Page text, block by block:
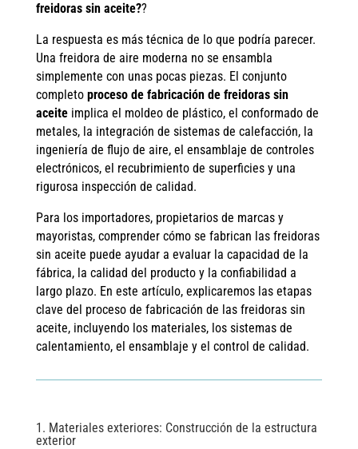
freidoras sin aceite??
La respuesta es más técnica de lo que podría parecer.
Una freidora de aire moderna no se ensambla
simplemente con unas pocas piezas. El conjunto
completo proceso de fabricación de freidoras sin
aceiteimplica el moldeo de plástico, el conformado de
metales, la integración de sistemas de calefacción, la
ingeniería de flujo de aire, el ensamblaje de controles
electrónicos, el recubrimiento de superficies y una
rigurosa inspección de calidad.
Para los importadores, propietarios de marcas y
mayoristas, comprender cómo se fabrican las freidoras
sin aceite puede ayudar a evaluar la capacidad de la
fábrica, la calidad del producto y la confiabilidad a
largo plazo. En este artículo, explicaremos las etapas
clave del proceso de fabricación de las freidoras sin
aceite, incluyendo los materiales, los sistemas de
calentamiento, el ensamblaje y el control de calidad.
1. Materiales exteriores: Construcción de la estructura
exterior